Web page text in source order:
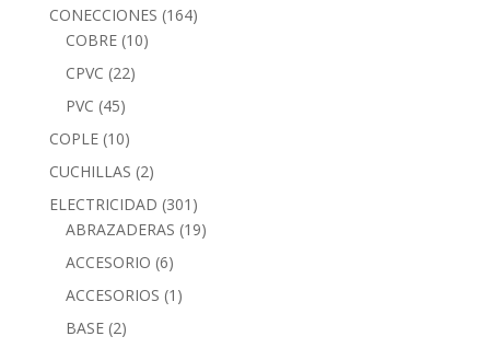
CONECCIONES (164)
COBRE (10)
CPVC (22)
PVC (45)
COPLE (10)
CUCHILLAS (2)
ELECTRICIDAD (301)
ABRAZADERAS (19)
ACCESORIO (6)
ACCESORIOS (1)
BASE (2)